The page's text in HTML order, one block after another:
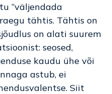
“väljendada
tähtis. Tähtis on
on alati suurem
seosed,
kaudu ühe või
astub, ei
Siit